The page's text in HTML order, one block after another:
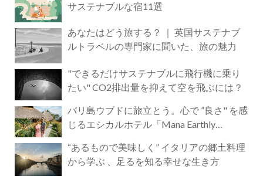
サステナブルな宿11選
あなたはどう旅する？ ｜ 英国サステナブ
ルトラベルの専門家に聞いた、旅の魅力
"できるだけサステナブルに飛行機に乗り
たい" CO2排出量を抑えて空を飛ぶには？
バリ島ウブドに旅立とう。心で ”良さ" を感
じるエシカルホテル「Mana Earthly
“あるもので美味しく” イタリアの郷土料理
から学ぶ 、足るを知る幸せな生き方